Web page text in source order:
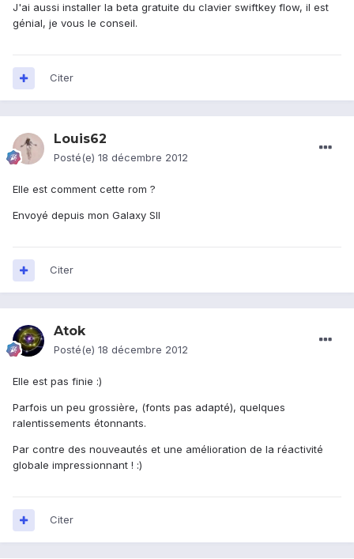
J'ai aussi installer la beta gratuite du clavier swiftkey flow, il est
génial, je vous le conseil.
Citer
Louis62
Posté(e) 18 décembre 2012
Elle est comment cette rom ?
Envoyé depuis mon Galaxy SII
Citer
Atok
Posté(e) 18 décembre 2012
Elle est pas finie :)
Parfois un peu grossière, (fonts pas adapté), quelques
ralentissements étonnants.
Par contre des nouveautés et une amélioration de la réactivité
globale impressionnant ! :)
Citer